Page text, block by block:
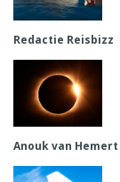
Redactie Reisbizz
Anouk van Hemert